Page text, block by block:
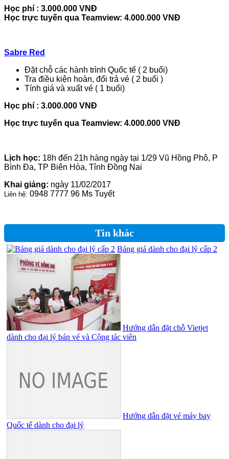
Học phí : 3.000.000 VNĐ
Học trực tuyến qua Teamview: 4.000.000 VNĐ
Sabre Red
Đặt chỗ các hành trình Quốc tế ( 2 buổi)
Tra điều kiện hoàn, đổi trả vé ( 2 buổi )
Tính giá và xuất vé ( 1 buổi)
Học phí : 3.000.000 VNĐ
Học trực tuyến qua Teamview: 4.000.000 VNĐ
Lịch học: 18h đến 21h hàng ngày tại 1/29 Vũ Hồng Phô, P
Bình Đa, TP Biên Hòa, Tỉnh Đồng Nai
Khai giảng: ngày 11/02/2017
Liên hệ: 0948 7777 96 Ms Tuyết
Tin khác
Bảng giá dành cho đại lý cấp 2
Hướng dẫn đặt chỗ Vietjet
dành cho đại lý bán vé và Cộng tác viên
Hướng dẫn đặt vé máy bay
Quốc tế dành cho đại lý